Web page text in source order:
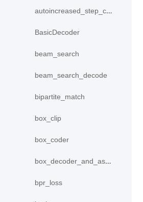
autoincreased_step_counter
BasicDecoder
beam_search
beam_search_decode
bipartite_match
box_clip
box_coder
box_decoder_and_assign
bpr_loss